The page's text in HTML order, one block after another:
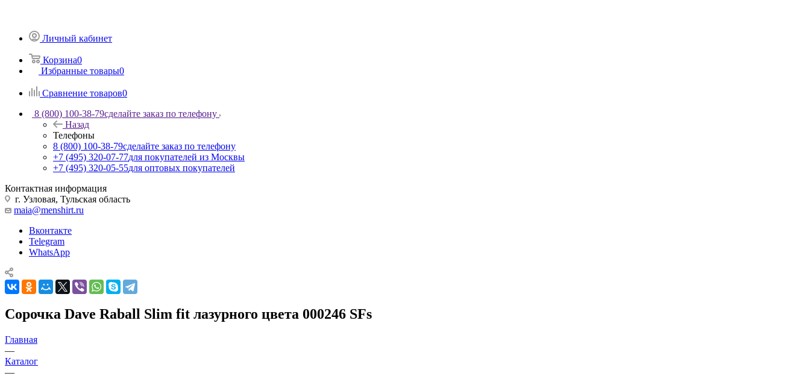
Личный кабинет
Корзина0
Избранные товары0
Сравнение товаров0
8 (800) 100-38-79сделайте заказ по телефону
Назад
Телефоны
8 (800) 100-38-79сделайте заказ по телефону
+7 (495) 320-07-77для покупателей из Москвы
+7 (495) 320-05-55для оптовых покупателей
Контактная информация
г. Узловая, Тульская область
maia@menshirt.ru
Вконтакте
Telegram
WhatsApp
Сорочка Dave Raball Slim fit лазурного цвета 000246 SFs
Главная
—
Каталог
—